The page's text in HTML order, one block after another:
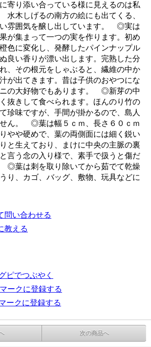
寄り添い合っている様に見えるのは私
木しげるの南方の絵にも出てくる、
雰囲気を醸し出しています。 ◎実は
が集まって一つの実を作ります。初め
色に変化し、発酵したパインナップル
良い香りが漂い出します。完熟した分
、その根元をしゃぶると、繊維の中か
が出てきます。昔は子供のおやつにな
ニの大好物でもあります。 ◎新芽の中
抜きして食べられます。ほんのり竹の
珍味ですが、手間が掛かるので、島人
せん。 ◎葉は幅５ｃｍ、長さ６０ｃｍ
やや硬めで、葉の両側面には細く鋭い
と生えており、まけに中央の主脈の裏
言う念の入り様で、素手で扱うと傷だ
◎葉は刺を取り除いてから茹でて乾燥
り、カゴ、バッグ、敷物、玩具などに
問い合わせる
教える
ピでつぶやく
ークに登録する
ークに登録する
次の商品へ